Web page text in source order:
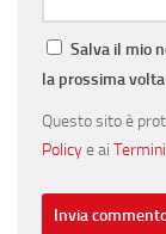
Salva il mio
la prossima
Questo sito è
Policye ai